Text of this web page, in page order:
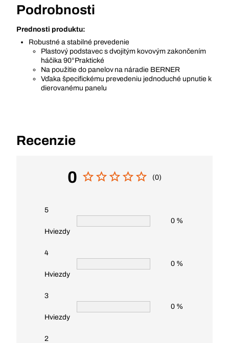
Podrobnosti
Prednosti produktu:
Robustné a stabilné prevedenie
Plastový podstavec s dvojitým kovovým zakončením
háčika 90°Praktické
Na použitie do panelov na náradie BERNER
Vďaka špecifickému prevedeniu jednoduché upnutie k
dierovanému panelu
Recenzie
0 (0)
5
Hviezdy
0 %
4
Hviezdy
0 %
3
Hviezdy
0 %
2